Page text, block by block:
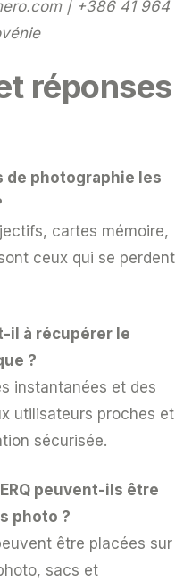
| +386 41 964
réponses
de photographie les
cartes mémoire,
ceux qui se perdent
il à récupérer le
?
instantanées et des
utilisateurs proches et
sécurisée.
peuvent-ils être
photo ?
être placées sur
sacs et